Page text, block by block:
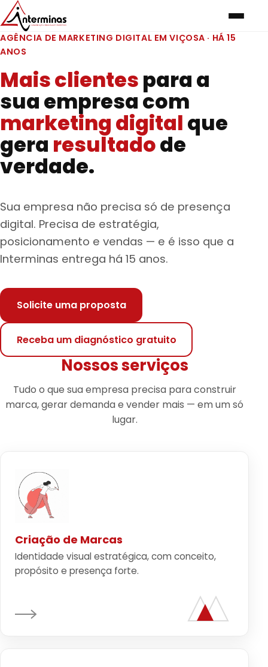
AGÊNCIA DE MARKETING DIGITAL EM VIÇOSA · HÁ 15
ANOS
Mais clientespara a
sua empresa com
marketing digitalque
gera resultadode
verdade.
Sua empresa não precisa só de presença
digital. Precisa de estratégia,
posicionamento e vendas — e é isso que a
Interminas entrega há 15 anos.
Solicite uma proposta
Receba um diagnóstico gratuito
Nossos serviços
Tudo o que sua empresa precisa para construir
marca, gerar demanda e vender mais — em um só
lugar.
Criação de Marcas
Identidade visual estratégica, com conceito,
propósito e presença forte.